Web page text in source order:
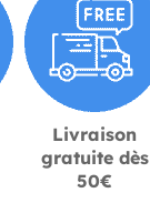
Livraison
gratuite dès
50€